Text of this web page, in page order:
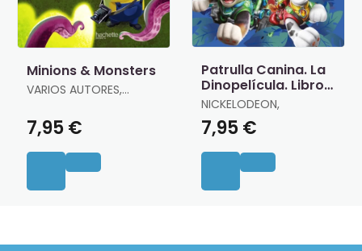
Minions & Monsters
VARIOS AUTORES,
7,95 €
Patrulla Canina. La
Dinopelícula. Libro
de Colorear
NICKELODEON,
7,95 €